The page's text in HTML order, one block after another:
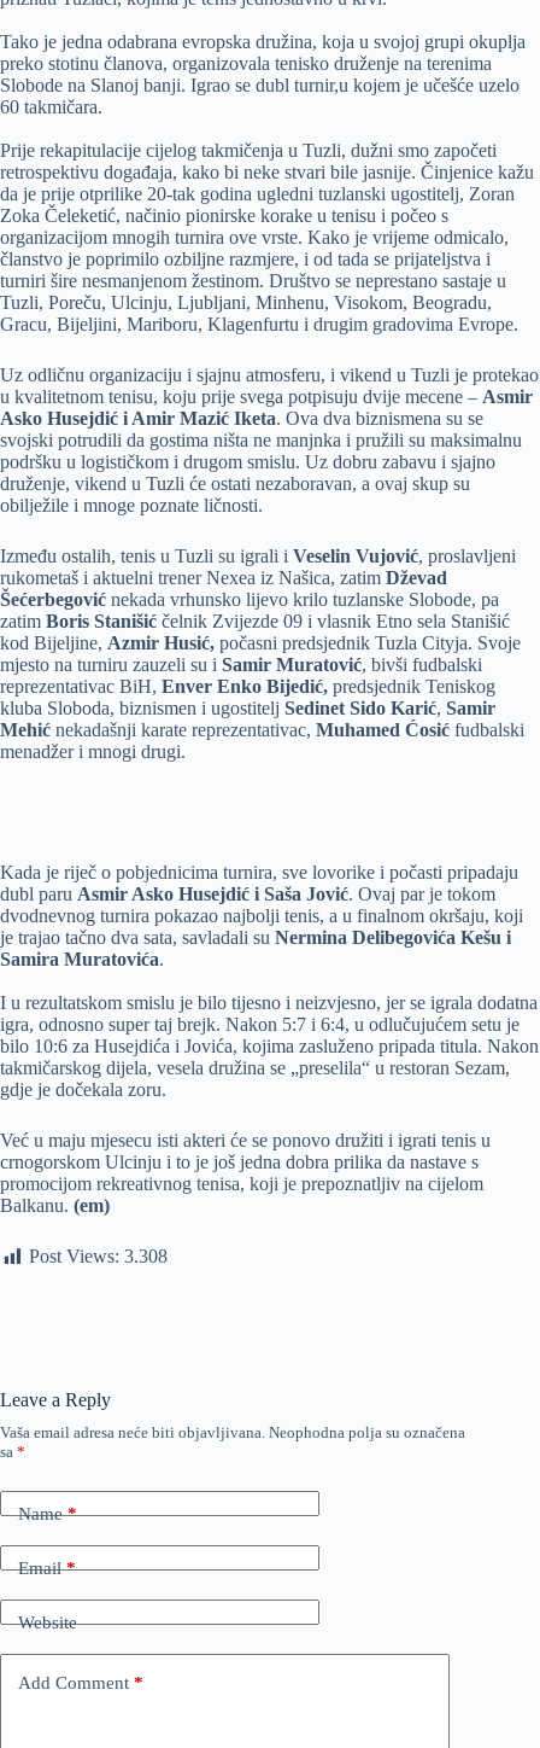
Tako je jedna odabrana evropska družina, koja u svojoj grupi okuplja
preko stotinu članova, organizovala tenisko druženje na terenima
Slobode na Slanoj banji. Igrao se dubl turnir,u kojem je učešće uzelo
60 takmičara.
Prije rekapitulacije cijelog takmičenja u Tuzli, dužni smo započeti
retrospektivu događaja, kako bi neke stvari bile jasnije. Činjenice kažu
da je prije otprilike 20-tak godina ugledni tuzlanski ugostitelj, Zoran
Zoka Čeleketić, načinio pionirske korake u tenisu i počeo s
organizacijom mnogih turnira ove vrste. Kako je vrijeme odmicalo,
članstvo je poprimilo ozbiljne razmjere, i od tada se prijateljstva i
turniri šire nesmanjenom žestinom. Društvo se neprestano sastaje u
Tuzli, Poreču, Ulcinju, Ljubljani, Minhenu, Visokom, Beogradu,
Gracu, Bijeljini, Mariboru, Klagenfurtu i drugim gradovima Evrope.
Uz odličnu organizaciju i sjajnu atmosferu, i vikend u Tuzli je protekao
u kvalitetnom tenisu, koju prije svega potpisuju dvije mecene – Asmir
Asko Husejdić i Amir Mazić Iketa. Ova dva biznismena su se
svojski potrudili da gostima ništa ne manjnka i pružili su maksimalnu
podršku u logističkom i drugom smislu. Uz dobru zabavu i sjajno
druženje, vikend u Tuzli će ostati nezaboravan, a ovaj skup su
obilježile i mnoge poznate ličnosti.
Između ostalih, tenis u Tuzli su igrali i Veselin Vujović, proslavljeni
rukometaš i aktuelni trener Nexea iz Našica, zatim Dževad
Šećerbegović nekada vrhunsko lijevo krilo tuzlanske Slobode, pa
zatim Boris Stanišić čelnik Zvijezde 09 i vlasnik Etno sela Stanišić
kod Bijeljine, Azmir Husić, počasni predsjednik Tuzla Cityja. Svoje
mjesto na turniru zauzeli su i Samir Muratović, bivši fudbalski
reprezentativac BiH, Enver Enko Bijedić, predsjednik Teniskog
kluba Sloboda, biznismen i ugostitelj Sedinet Sido Karić, Samir
Mehić nekadašnji karate reprezentativac, Muhamed Ćosić fudbalski
menadžer i mnogi drugi.
Kada je riječ o pobjednicima turnira, sve lovorike i počasti pripadaju
dubl paru Asmir Asko Husejdić i Saša Jović. Ovaj par je tokom
dvodnevnog turnira pokazao najbolji tenis, a u finalnom okršaju, koji
je trajao tačno dva sata, savladali su Nermina Delibegovića Kešu i
Samira Muratovića.
I u rezultatskom smislu je bilo tijesno i neizvjesno, jer se igrala dodatna
igra, odnosno super taj brejk. Nakon 5:7 i 6:4, u odlučujućem setu je
bilo 10:6 za Husejdića i Jovića, kojima zasluženo pripada titula. Nakon
takmičarskog dijela, vesela družina se „preselila“ u restoran Sezam,
gdje je dočekala zoru.
Već u maju mjesecu isti akteri će se ponovo družiti i igrati tenis u
crnogorskom Ulcinju i to je još jedna dobra prilika da nastave s
promocijom rekreativnog tenisa, koji je prepoznatljiv na cijelom
Balkanu. (em)
Post Views: 3.308
Leave a Reply
Vaša email adresa neće biti objavljivana. Neophodna polja su označena
sa *
Name*
Email*
Website
Add Comment *